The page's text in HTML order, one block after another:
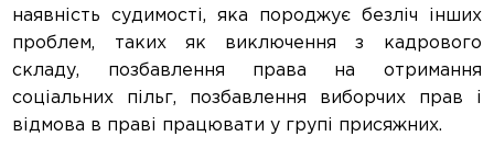
наявність судимості, яка породжує безліч інших
проблем, таких як виключення з кадрового
складу, позбавлення права на отримання
соціальних пільг, позбавлення виборчих прав і
відмова в праві працювати у групі присяжних.